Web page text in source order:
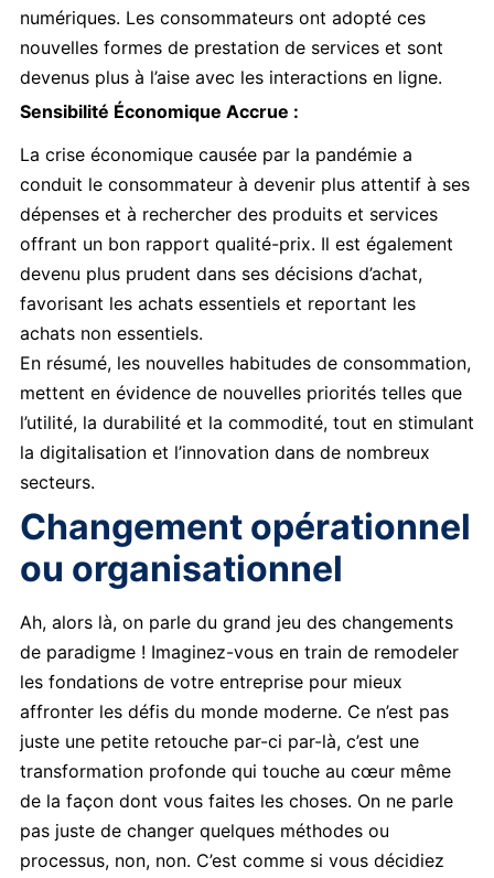
numériques. Les consommateurs ont adopté ces
nouvelles formes de prestation de services et sont
devenus plus à l’aise avec les interactions en ligne.
Sensibilité Économique Accrue :
La crise économique causée par la pandémie a
conduit le consommateur à devenir plus attentif à ses
dépenses et à rechercher des produits et services
offrant un bon rapport qualité-prix. Il est également
devenu plus prudent dans ses décisions d’achat,
favorisant les achats essentiels et reportant les
achats non essentiels.
En résumé, les nouvelles habitudes de consommation,
mettent en évidence de nouvelles priorités telles que
l’utilité, la durabilité et la commodité, tout en stimulant
la digitalisation et l’innovation dans de nombreux
secteurs.
Changement opérationnel
ou organisationnel
Ah, alors là, on parle du grand jeu des changements
de paradigme ! Imaginez-vous en train de remodeler
les fondations de votre entreprise pour mieux
affronter les défis du monde moderne. Ce n’est pas
juste une petite retouche par-ci par-là, c’est une
transformation profonde qui touche au cœur même
de la façon dont vous faites les choses. On ne parle
pas juste de changer quelques méthodes ou
processus, non, non. C’est comme si vous décidiez